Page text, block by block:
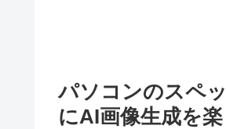
パソコンのスペ
にAI画像生成を